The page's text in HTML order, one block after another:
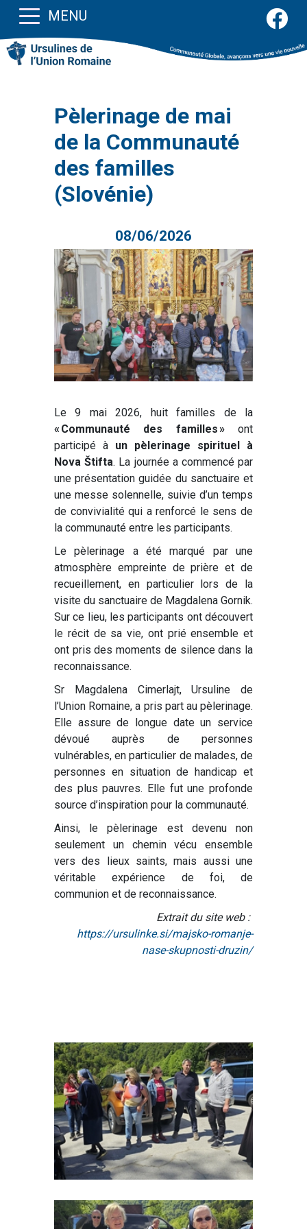
MENU
Pèlerinage de mai
de la Communauté
des familles
(Slovénie)
08/06/2026
Le 9 mai 2026, huit familles de la
« Communauté des familles »ont
participé à un pèlerinage spirituel à
Nova Štifta. La journée a commencé par
une présentation guidée du sanctuaire et
une messe solennelle, suivie d’un temps
de convivialité qui a renforcé le sens de
la communauté entre les participants.
Le pèlerinage a été marqué par une
atmosphère empreinte de prière et de
recueillement, en particulier lors de la
visite du sanctuaire de Magdalena Gornik.
Sur ce lieu, les participants ont découvert
le récit de sa vie, ont prié ensemble et
ont pris des moments de silence dans la
reconnaissance.
Sr Magdalena Cimerlajt, Ursuline de
l’Union Romaine, a pris part au pèlerinage.
Elle assure de longue date un service
dévoué auprès de personnes
vulnérables, en particulier de malades, de
personnes en situation de handicap et
des plus pauvres. Elle fut une profonde
source d’inspiration pour la communauté.
Ainsi, le pèlerinage est devenu non
seulement un chemin vécu ensemble
vers des lieux saints, mais aussi une
véritable expérience de foi, de
communion et de reconnaissance.
Extrait du site web :
https://ursulinke.si/majsko-romanje-
nase-skupnosti-druzin/